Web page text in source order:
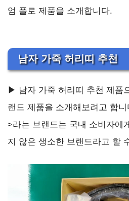
엄 폴로 제품을 소개합니다.
남자 가죽 허리띠 추천
▶ 남자 가죽 허리띠 추천 제품
랜드 제품을 소개해보려고 합
>라는 브랜드는 국내 소비자에
지 않은 생소한 브랜드라고 할